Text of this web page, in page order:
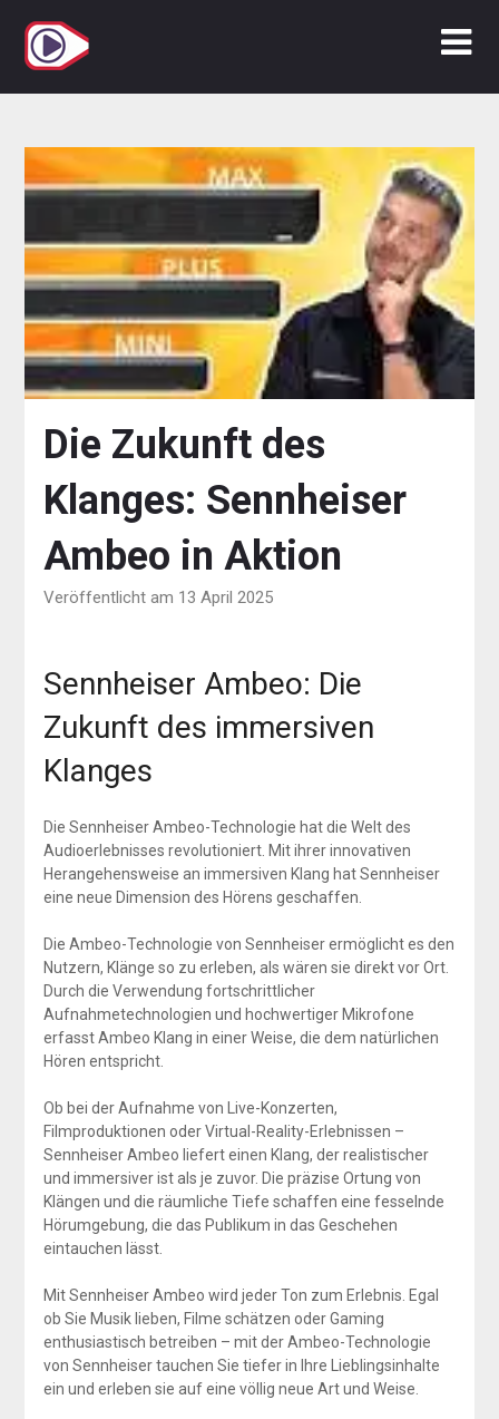
Inhalt
springen
Die Zukunft des
Klanges: Sennheiser
Ambeo in Aktion
Veröffentlicht am 13 April 2025
Sennheiser Ambeo: Die
Zukunft des immersiven
Klanges
Die Sennheiser Ambeo-Technologie hat die Welt des
Audioerlebnisses revolutioniert. Mit ihrer innovativen
Herangehensweise an immersiven Klang hat Sennheiser
eine neue Dimension des Hörens geschaffen.
Die Ambeo-Technologie von Sennheiser ermöglicht es den
Nutzern, Klänge so zu erleben, als wären sie direkt vor Ort.
Durch die Verwendung fortschrittlicher
Aufnahmetechnologien und hochwertiger Mikrofone
erfasst Ambeo Klang in einer Weise, die dem natürlichen
Hören entspricht.
Ob bei der Aufnahme von Live-Konzerten,
Filmproduktionen oder Virtual-Reality-Erlebnissen –
Sennheiser Ambeo liefert einen Klang, der realistischer
und immersiver ist als je zuvor. Die präzise Ortung von
Klängen und die räumliche Tiefe schaffen eine fesselnde
Hörumgebung, die das Publikum in das Geschehen
eintauchen lässt.
Mit Sennheiser Ambeo wird jeder Ton zum Erlebnis. Egal
ob Sie Musik lieben, Filme schätzen oder Gaming
enthusiastisch betreiben – mit der Ambeo-Technologie
von Sennheiser tauchen Sie tiefer in Ihre Lieblingsinhalte
ein und erleben sie auf eine völlig neue Art und Weise.